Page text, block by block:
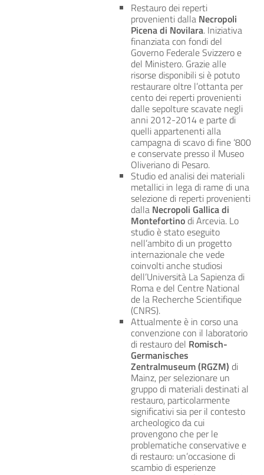
Restauro dei reperti
provenienti dalla Necropoli
Picena di Novilara. Iniziativa
finanziata con fondi del
Governo Federale Svizzero e
del Ministero. Grazie alle
risorse disponibili si è potuto
restaurare oltre l’ottanta per
cento dei reperti provenienti
dalle sepolture scavate negli
anni 2012-2014 e parte di
quelli appartenenti alla
campagna di scavo di fine ‘800
e conservate presso il Museo
Oliveriano di Pesaro.
Studio ed analisi dei materiali
metallici in lega di rame di una
selezione di reperti provenienti
dalla Necropoli Gallica di
Montefortinodi Arcevia. Lo
studio è stato eseguito
nell’ambito di un progetto
internazionale che vede
coinvolti anche studiosi
dell’Università La Sapienza di
Roma e del Centre National
de la Recherche Scientifique
(CNRS).
Attualmente è in corso una
convenzione con il laboratorio
di restauro del Romisch-
Germanisches
Zentralmuseum (RGZM) di
Mainz, per selezionare un
gruppo di materiali destinati al
restauro, particolarmente
significativi sia per il contesto
archeologico da cui
provengono che per le
problematiche conservative e
di restauro: un’occasione di
scambio di esperienze